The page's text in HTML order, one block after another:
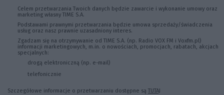
Celem przetwarzania Twoich danych będzie zawarcie i wykonanie umowy oraz
marketing własny TIME S.A.
Podstawami prawnymi przetwarzania będzie umowa sprzedaży/świadczenia
usług oraz nasz prawnie uzasadniony interes.
Zgadzam się na otrzymywanie od TIME S.A. (np. Radio VOX FM i Voxfm.pl)
informacji marketingowych, m.in. o nowościach, promocjach, rabatach, akcjach
specjalnych:
drogą elektroniczną (np. e-mail)
telefonicznie
Szczegółowe informacje o przetwarzaniu dostępne są TUTAJ